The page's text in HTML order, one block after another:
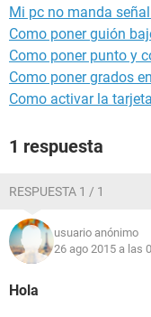
Mi pc no manda
Como poner guión
Como poner punto y
Como poner grados
Como activar la
1 respuesta
RESPUESTA 1 / 1
usuario anónimo
26 ago 2015 a las
Hola